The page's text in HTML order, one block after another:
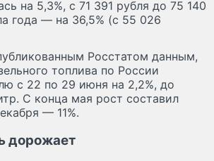
на 5,3%, с 71 391 рубля до 75 140
года — на 36,5% (с 55 026
Росстатом данным,
топлива по России
с 22 по 29 июня на 2,2%, до
С конца мая рост составил
— 11%.
дорожает